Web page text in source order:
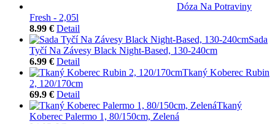
Dóza Na Potraviny
Fresh - 2,05l
8.99 € Detail
Sada
Tyčí Na Závesy Black Night-Based, 130-240cm
6.99 € Detail
Tkaný Koberec Rubin
2, 120/170cm
69.9 € Detail
Tkaný
Koberec Palermo 1, 80/150cm, Zelená